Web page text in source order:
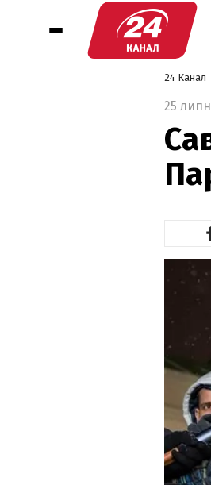
24 Канал
25